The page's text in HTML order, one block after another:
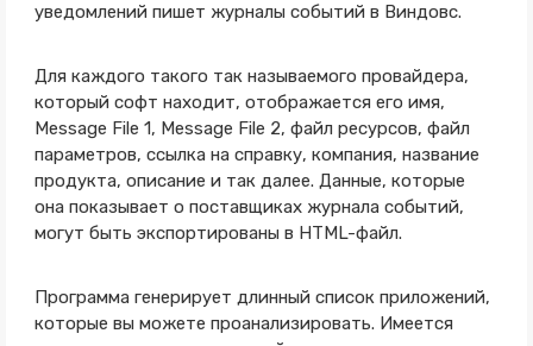
уведомлений пишет журналы событий в Виндовс.
Для каждого такого так называемого провайдера,
который софт находит, отображается его имя,
Message File 1, Message File 2, файл ресурсов, файл
параметров, ссылка на справку, компания, название
продукта, описание и так далее. Данные, которые
она показывает о поставщиках журнала событий,
могут быть экспортированы в HTML-файл.
Программа генерирует длинный список приложений,
которые вы можете проанализировать. Имеется